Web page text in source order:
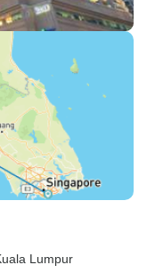
Lumpur